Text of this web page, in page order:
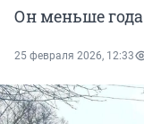
Он меньше года
25 февраля 2026, 12:33